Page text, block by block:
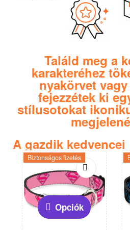
Találd meg a
karakteréhez
nyakörvet
fejezzétek ki
stílusotokat
A gazdik kedvencei
Biztonságos fizetés
Opciók